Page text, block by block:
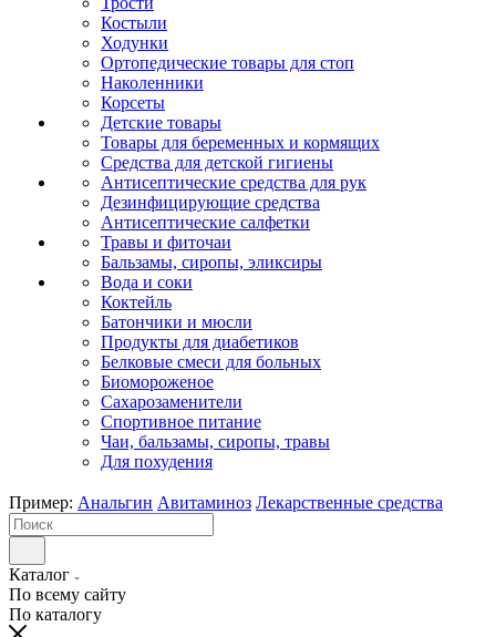
Костыли
Ходунки
Ортопедические товары для стоп
Наколенники
Корсеты
Детские товары
Товары для беременных и кормящих
Средства для детской гигиены
Антисептические средства для рук
Дезинфицирующие средства
Антисептические салфетки
Травы и фиточаи
Бальзамы, сиропы, эликсиры
Вода и соки
Коктейль
Батончики и мюсли
Продукты для диабетиков
Белковые смеси для больных
Биомороженое
Сахарозаменители
Спортивное питание
Чаи, бальзамы, сиропы, травы
Для похудения
Пример: Анальгин Авитаминоз Лекарственные средства
Каталог
По всему сайту
По каталогу